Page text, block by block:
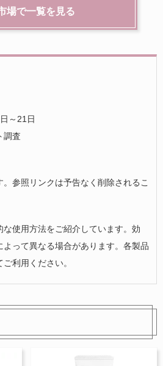
場で一覧を見る
～21日
調査
参照リンクは予告なく削除されるこ
使用方法をご紹介しています。効
って異なる場合があります。各製品
利用ください。